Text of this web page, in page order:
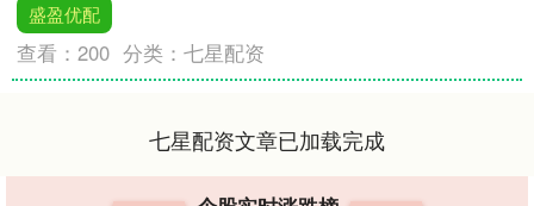
盛盈优配
查看：200 分类：七星配资
七星配资文章已加载完成